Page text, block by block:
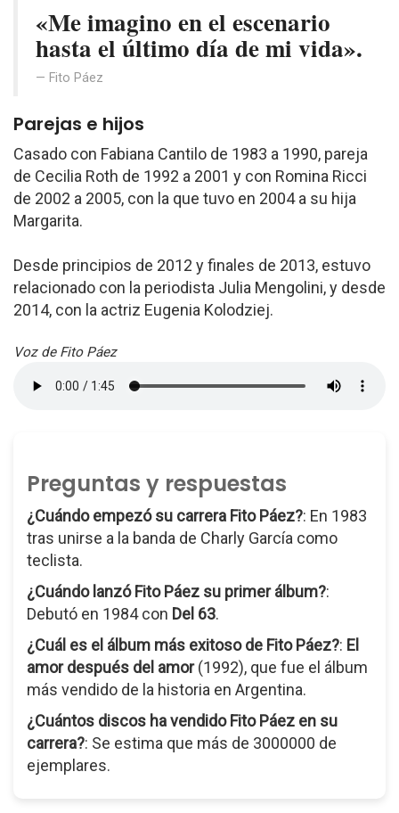
«Me imagino en el escenario
hasta el último día de mi vida».
Fito Páez
Parejas e hijos
Casado con Fabiana Cantilo de 1983 a 1990, pareja
de Cecilia Roth de 1992 a 2001 y con Romina Ricci
de 2002 a 2005, con la que tuvo en 2004 a su hija
Margarita.
Desde principios de 2012 y finales de 2013, estuvo
relacionado con la periodista Julia Mengolini, y desde
2014, con la actriz Eugenia Kolodziej.
Voz de Fito Páez
Preguntas y respuestas
¿Cuándo empezó su carrera Fito Páez?: En 1983
tras unirse a la banda de Charly García como
teclista.
¿Cuándo lanzó Fito Páez su primer álbum?:
Debutó en 1984 con Del 63.
¿Cuál es el álbum más exitoso de Fito Páez?: El
amor después del amor(1992), que fue el álbum
más vendido de la historia en Argentina.
¿Cuántos discos ha vendido Fito Páez en su
carrera?: Se estima que más de 3000000 de
ejemplares.